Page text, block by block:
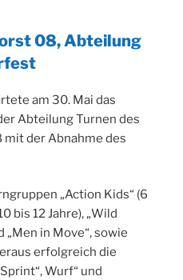
08, Abteilung
am 30. Mai das
Abteilung Turnen des
der Abnahme des
„Action Kids“ (6
bis 12 Jahre), „Wild
„Men in Move“, sowie
erfolgreich die
Wurf“ und